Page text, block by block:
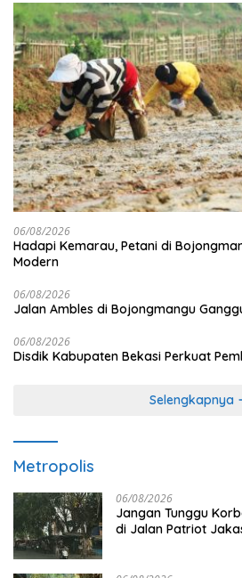
06/08/2026
Hadapi Kemarau, Petani di
Modern
06/08/2026
Jalan Ambles di Bojongmangu
06/08/2026
Disdik Kabupaten Bekasi Perkuat
Selengkapnya
Metropolis
06/08/2026
Jangan Tunggu
di Jalan Patriot